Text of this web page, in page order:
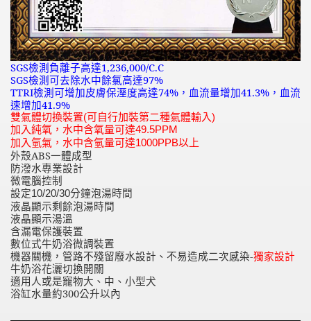
SGS檢測負離子高達1,236,000/C.C
SGS檢測可去除水中餘氯高達97%
TTRI檢測可增加皮膚保溼度高達74%，血流量增加41.3%，血流
速增加41.9%
雙氣體切換裝置(可自行加裝第二種氣體輸入)
加入純氧，水中含氧量可達49.5PPM
加入氫氣，水中含氫量可達1000PPB以上
外殼ABS一體成型
防潑水專業設計
微電腦控制
設定10/20/30分鐘泡湯時間
液晶顯示剩餘泡湯時間
液晶顯示湯溫
含漏電保護裝置
數位式牛奶浴微調裝置
機器關機，管路不殘留廢水設計、不易造成二次感染-獨家設計
牛奶浴花灑切換開關
適用人或是寵物大、中、小型犬
浴缸水量約300公升以內